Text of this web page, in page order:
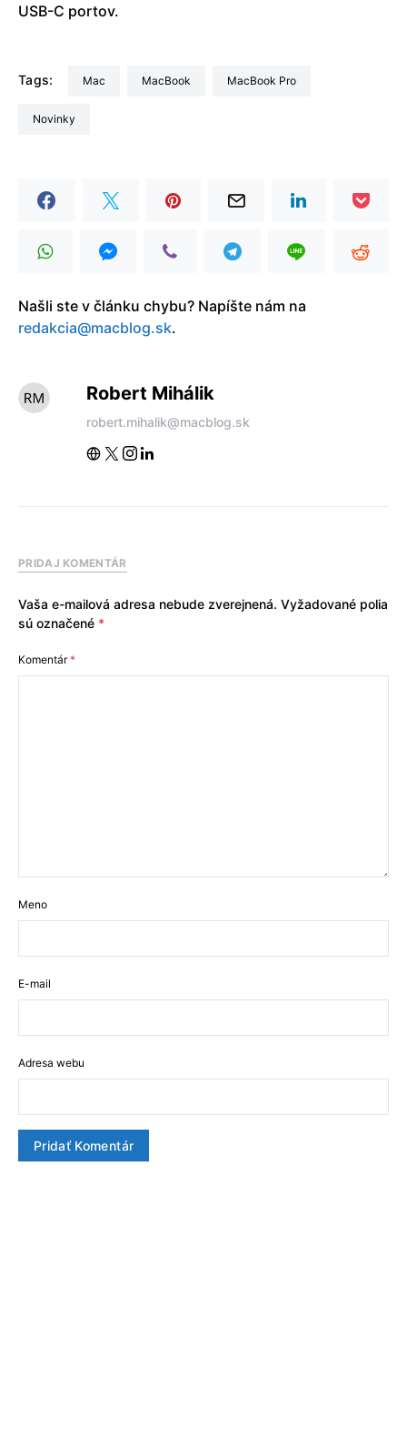
USB-C portov.
Tags: Mac MacBook MacBook Pro
Novinky
Našli ste v článku chybu? Napíšte nám na
redakcia@macblog.sk.
Robert Mihálik
robert.mihalik@macblog.sk
PRIDAJ KOMENTÁR
Vaša e-mailová adresa nebude zverejnená. Vyžadované polia
sú označené *
Komentár*
Meno
E-mail
Adresa webu